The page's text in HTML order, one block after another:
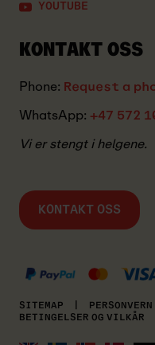
YOUTUBE
KONTAKT OSS
Phone: Request a
WhatsApp: +47 572
Vi er stengt i helgene.
KONTAKT OSS
SITEMAP PERSONVERN
BETINGELSER OG VILKÅR